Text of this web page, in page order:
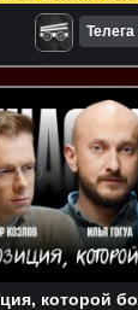
которой